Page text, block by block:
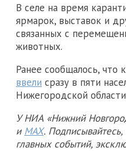
В селе на время
ярмарок, выставок и
связанных с
животных.
Ранее сообщалось, что
ввели сразу в пяти
Нижегородской
У НИА «Нижний
и MAX.
главных событий,